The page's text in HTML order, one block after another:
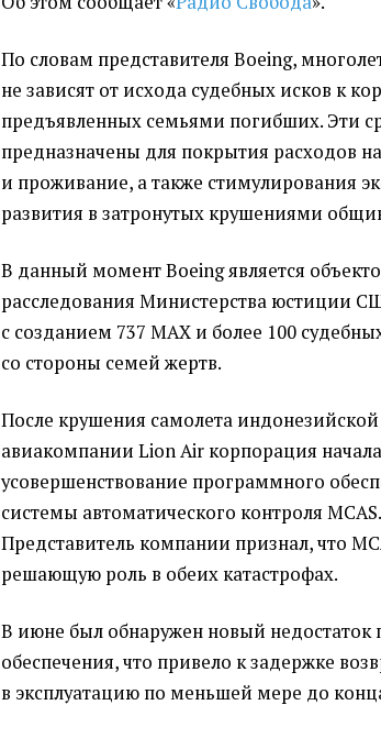
По словам представителя Boeing,
не зависят от исхода судебных исков к
предъявленных семьями погибших. Эти
предназначены для покрытия расходов
и проживание, а также стимулирования
развития в затронутых крушениями
В данный момент Boeing является
расследования Министерства юстиции
с созданием 737 MAX и более 100
со стороны семей жертв.
После крушения самолета индонезийской
авиакомпании Lion Air корпорация начала
усовершенствование программного
системы автоматического контроля MCAS.
Представитель компании признал, что
решающую роль в обеих катастрофах.
В июне был обнаружен новый недостаток
обеспечения, что привело к задержке
в эксплуатацию по меньшей мере до